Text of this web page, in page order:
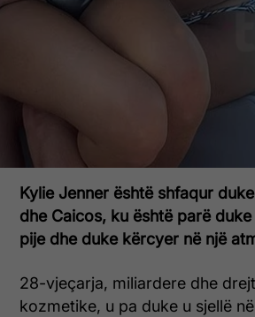
Kylie Jenner është shfaqur
dhe Caicos, ku është parë
pije dhe duke kërcyer në një
28-vjeçarja, miliardere dhe
kozmetike, u pa duke u sjellë